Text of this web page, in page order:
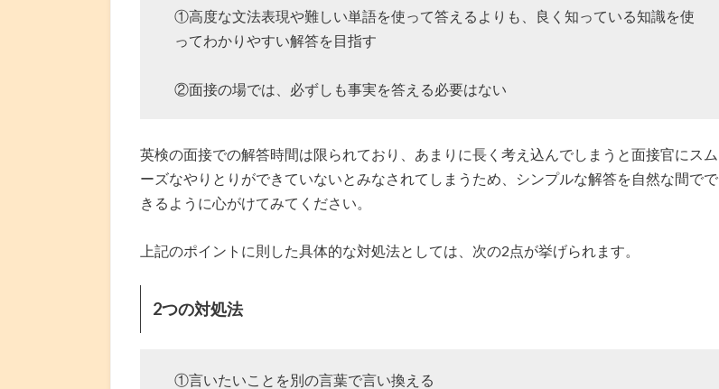
①高度な文法表現や難しい単語を使って答えるよりも、良く知っている知識を使
ってわかりやすい解答を目指す
②面接の場では、必ずしも事実を答える必要はない
英検の面接での解答時間は限られており、あまりに長く考え込んでしまうと面接官にスム
ーズなやりとりができていないとみなされてしまうため、シンプルな解答を自然な間でで
きるように心がけてみてください。
上記のポイントに則した具体的な対処法としては、次の2点が挙げられます。
2つの対処法
①言いたいことを別の言葉で言い換える